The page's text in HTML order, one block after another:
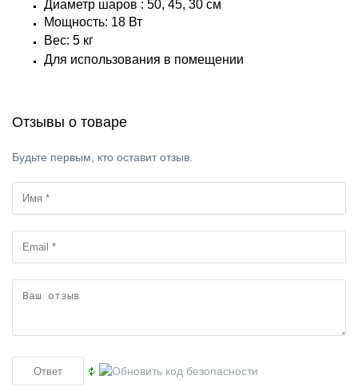
Диаметр шаров : 50, 45, 30 см
Мощность: 18 Вт
Вес: 5 кг
Для использования в помещении
Отзывы о товаре
Будьте первым, кто оставит отзыв.